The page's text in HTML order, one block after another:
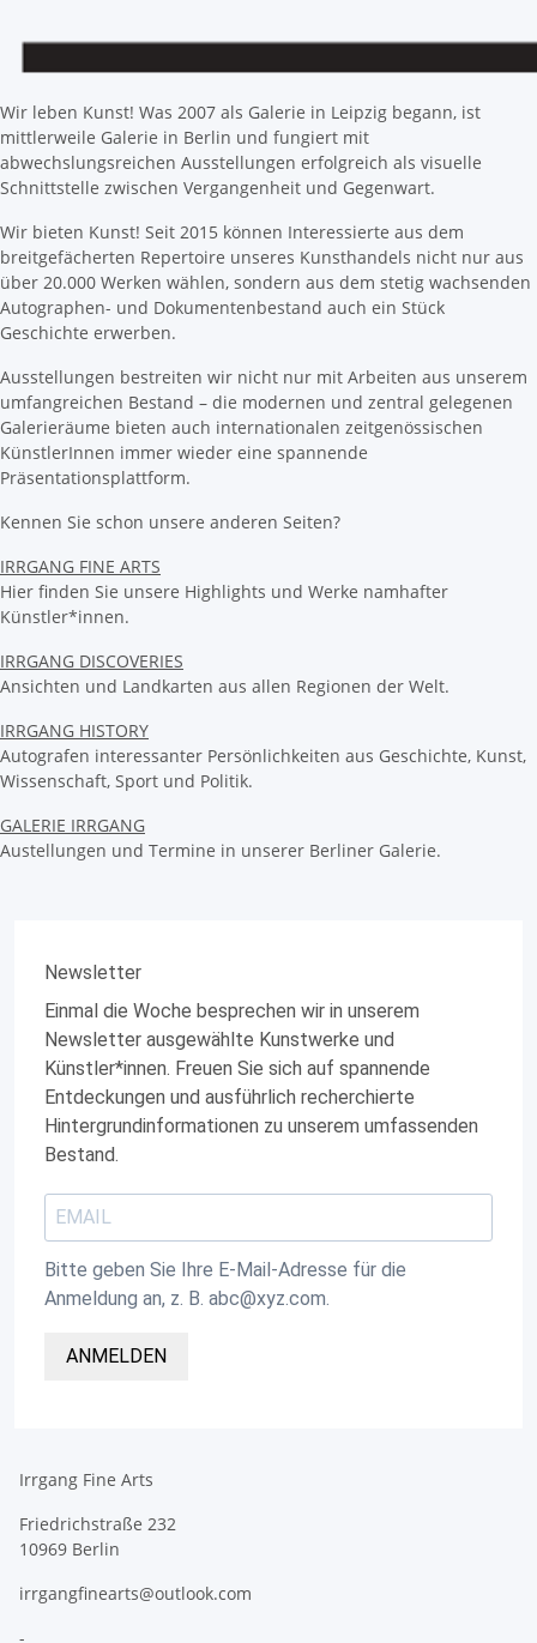
Wir leben Kunst! Was 2007 als Galerie in Leipzig begann, ist
mittlerweile Galerie in Berlin und fungiert mit
abwechslungsreichen Ausstellungen erfolgreich als visuelle
Schnittstelle zwischen Vergangenheit und Gegenwart.
Wir bieten Kunst! Seit 2015 können Interessierte aus dem
breitgefächerten Repertoire unseres Kunsthandels nicht nur aus
über 20.000 Werken wählen, sondern aus dem stetig wachsenden
Autographen- und Dokumentenbestand auch ein Stück
Geschichte erwerben.
Ausstellungen bestreiten wir nicht nur mit Arbeiten aus unserem
umfangreichen Bestand – die modernen und zentral gelegenen
Galerieräume bieten auch internationalen zeitgenössischen
KünstlerInnen immer wieder eine spannende
Präsentationsplattform.
Kennen Sie schon unsere anderen Seiten?
IRRGANG FINE ARTS
Hier finden Sie unsere Highlights und Werke namhafter
Künstler*innen.
IRRGANG DISCOVERIES
Ansichten und Landkarten aus allen Regionen der Welt.
IRRGANG HISTORY
Autografen interessanter Persönlichkeiten aus Geschichte, Kunst,
Wissenschaft, Sport und Politik.
GALERIE IRRGANG
Austellungen und Termine in unserer Berliner Galerie.
Newsletter
Einmal die Woche besprechen wir in unserem
Newsletter ausgewählte Kunstwerke und
Künstler*innen. Freuen Sie sich auf spannende
Entdeckungen und ausführlich recherchierte
Hintergrundinformationen zu unserem umfassenden
Bestand.
Bitte geben Sie Ihre E-Mail-Adresse für die
Anmeldung an, z. B. abc@xyz.com.
ANMELDEN
Irrgang Fine Arts
Friedrichstraße 232
10969 Berlin
irrgangfinearts@outlook.com
-